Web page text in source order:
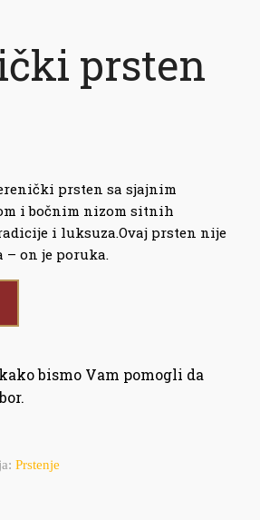
prsten
prsten sa sjajnim
i bočnim nizom sitnih
i luksuza.Ovaj prsten nije
– on je poruka.
bismo Vam pomogli da
Prstenje